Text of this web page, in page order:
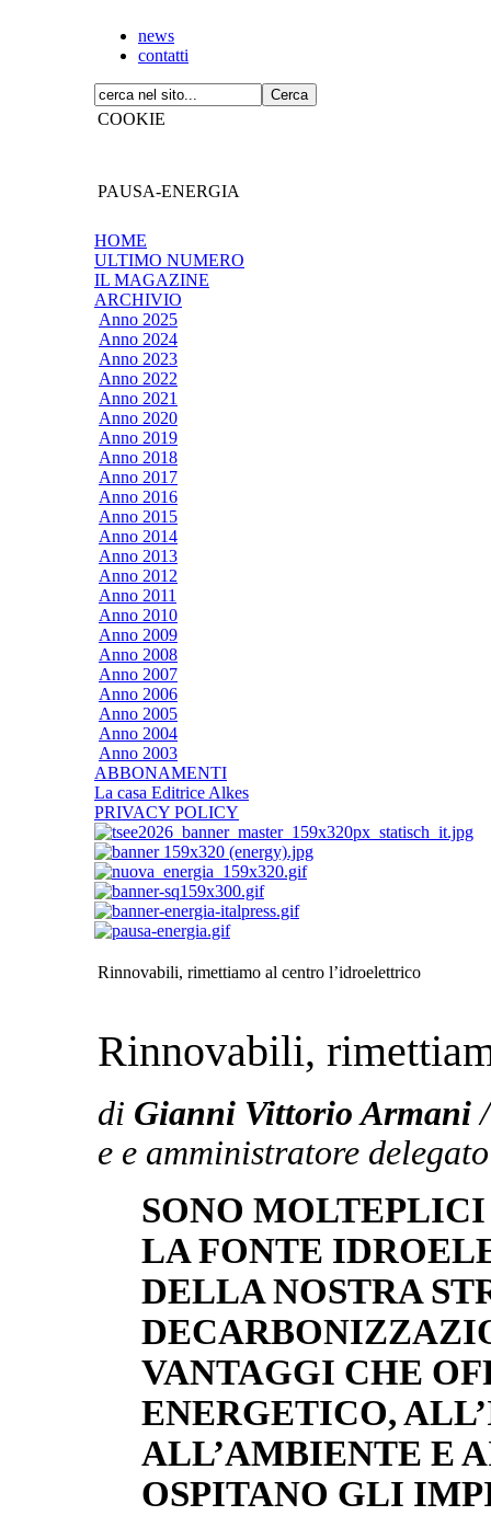
news
contatti
COOKIE
PAUSA-ENERGIA
HOME
ULTIMO NUMERO
IL MAGAZINE
ARCHIVIO
Anno 2025
Anno 2024
Anno 2023
Anno 2022
Anno 2021
Anno 2020
Anno 2019
Anno 2018
Anno 2017
Anno 2016
Anno 2015
Anno 2014
Anno 2013
Anno 2012
Anno 2011
Anno 2010
Anno 2009
Anno 2008
Anno 2007
Anno 2006
Anno 2005
Anno 2004
Anno 2003
ABBONAMENTI
La casa Editrice Alkes
PRIVACY POLICY
Rinnovabili, rimettiamo al centro l’idroelettrico
Rinnovabili,
di Gianni Vittorio Armani
e e amministratore
SONO
LA FONTE
DELLA NOSTRA
VANTAGGI CHE
ENERGETICO,
ALL’AMBIENTE E
OSPITANO GLI